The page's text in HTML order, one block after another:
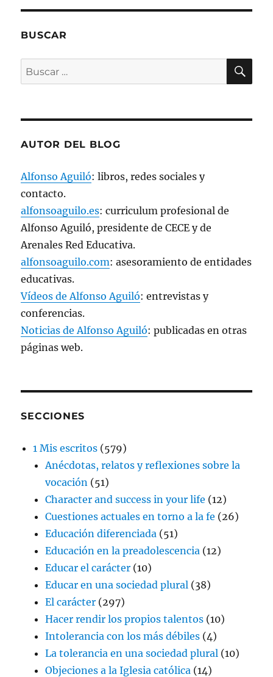
n
u
a
BUSCAR
Buscar
por:
AUTOR DEL BLOG
Alfonso Aguiló: libros, redes sociales y
contacto.
alfonsoaguilo.es: curriculum profesional de
Alfonso Aguiló, presidente de CECE y de
Arenales Red Educativa.
alfonsoaguilo.com: asesoramiento de entidades
educativas.
Vídeos de Alfonso Aguiló: entrevistas y
conferencias.
Noticias de Alfonso Aguiló: publicadas en otras
páginas web.
SECCIONES
1 Mis escritos (579)
Anécdotas, relatos y reflexiones sobre la
vocación (51)
Character and success in your life (12)
Cuestiones actuales en torno a la fe (26)
Educación diferenciada (51)
Educación en la preadolescencia (12)
Educar el carácter (10)
Educar en una sociedad plural (38)
El carácter (297)
Hacer rendir los propios talentos (10)
Intolerancia con los más débiles (4)
La tolerancia en una sociedad plural (10)
Objeciones a la Iglesia católica (14)